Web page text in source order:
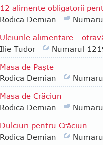
12 alimente obligatorii
Rodica Demian
Uleiurile alimentare -
Ilie Tudor
Numarul
Masa de Paşte
Rodica Demian
Masa de Crăciun
Rodica Demian
Dulciuri pentru Crăciun
Rodica Demian